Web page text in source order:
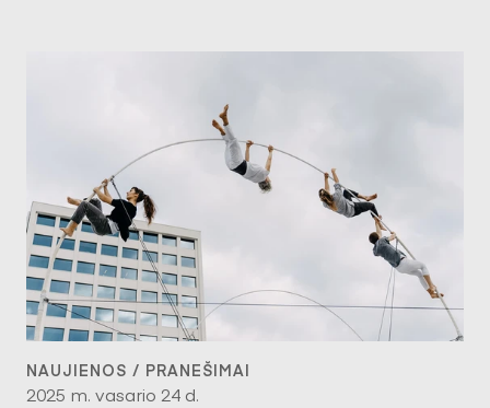
NAUJIENOS / PRANEŠIMAI
2025 m. vasario 24 d.